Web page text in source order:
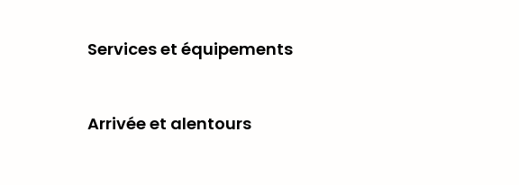
Services et équipements
Arrivée et alentours